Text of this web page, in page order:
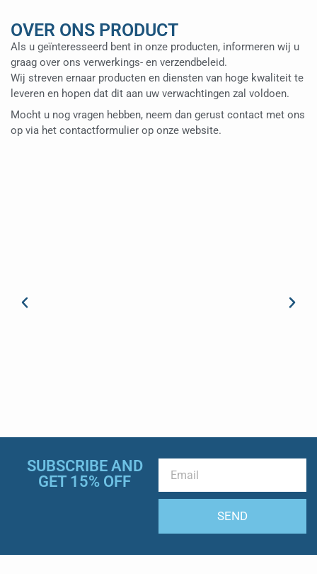
OVER ONS PRODUCT
Als u geïnteresseerd bent in onze producten, informeren wij u
graag over ons verwerkings- en verzendbeleid.
Wij streven ernaar producten en diensten van hoge kwaliteit te
leveren en hopen dat dit aan uw verwachtingen zal voldoen.
Mocht u nog vragen hebben, neem dan gerust contact met ons
op via het contactformulier op onze website.
SUBSCRIBE AND
GET 15% OFF
SEND